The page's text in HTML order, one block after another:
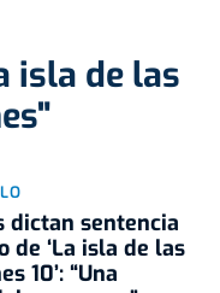
isla de las
dictan sentencia
de ‘La isla de las
10’: “Una